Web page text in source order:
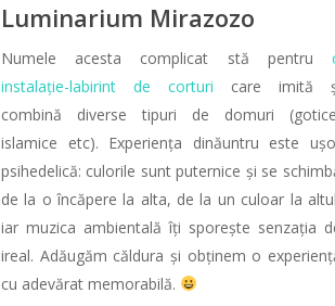
Luminarium Mirazozo
Numele acesta complicat stă pentru
instalație-labirint de corturi care imită
combină diverse tipuri de domuri
islamice etc). Experiența dinăuntru este
psihedelică: culorile sunt puternice și se
de la o încăpere la alta, de la un culoar la
iar muzica ambientală îți sporește senzația
ireal. Adăugăm căldura și obținem o
cu adevărat memorabilă.